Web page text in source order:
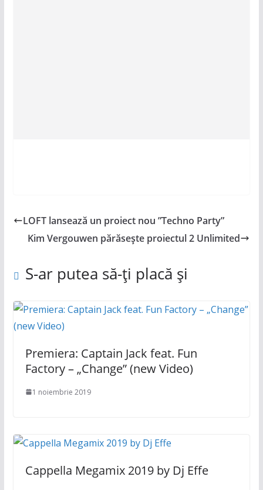
LOFT lansează un proiect nou ”Techno Party”
Kim Vergouwen părăsește proiectul 2 Unlimited
S-ar putea să-ți placă și
Premiera: Captain Jack feat. Fun
Factory – „Change” (new Video)
1 noiembrie 2019
Cappella Megamix 2019 by Dj Effe